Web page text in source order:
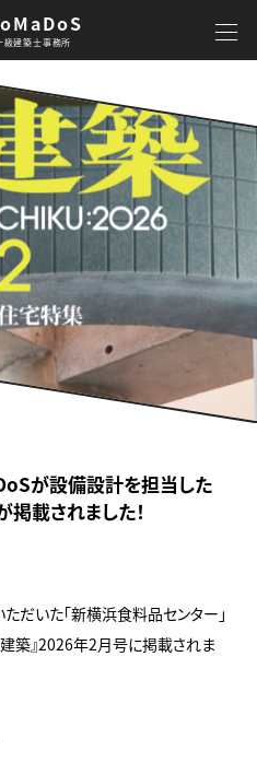
級建築士事務所
が設備設計を担当した
掲載されました！
だいた「新横浜食料品センター」
建築』2026年2月号に掲載されま